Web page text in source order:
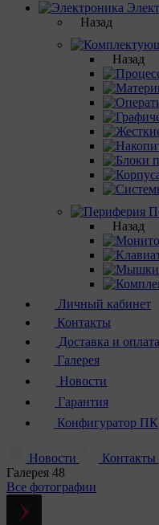
Назад
Назад
Назад
Личный кабинет
Контакты
Доставка и оплата
Галерея
Новости
Гарантия
Конфигуратор ПК
Новости Контакты
Галерея 48
Все фотографии